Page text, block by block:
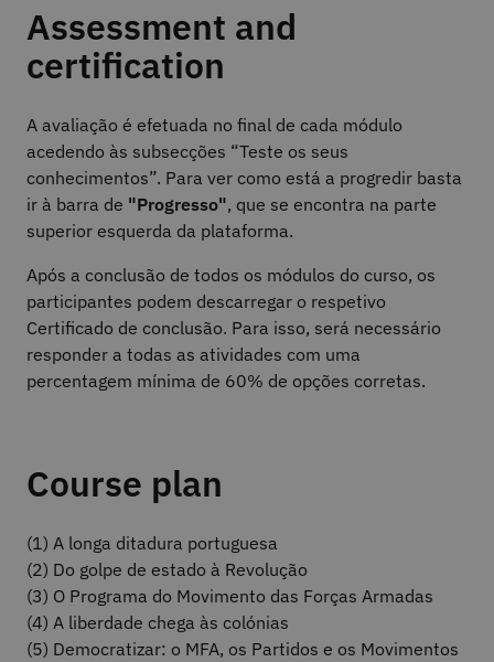
Assessment and
certification
A avaliação é efetuada no final de cada módulo
acedendo às subsecções “Teste os seus
conhecimentos”. Para ver como está a progredir basta
ir à barra de "Progresso", que se encontra na parte
superior esquerda da plataforma.
Após a conclusão de todos os módulos do curso, os
participantes podem descarregar o respetivo
Certificado de conclusão. Para isso, será necessário
responder a todas as atividades com uma
percentagem mínima de 60% de opções corretas.
Course plan
(1) A longa ditadura portuguesa
(2) Do golpe de estado à Revolução
(3) O Programa do Movimento das Forças Armadas
(4) A liberdade chega às colónias
(5) Democratizar: o MFA, os Partidos e os Movimentos